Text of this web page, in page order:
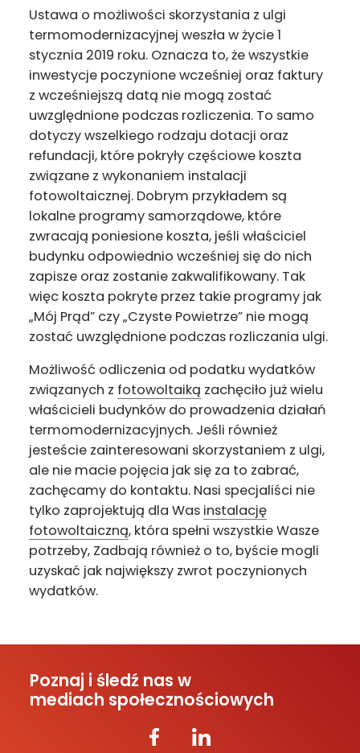
Ustawa o możliwości skorzystania z ulgi
termomodernizacyjnej weszła w życie 1
stycznia 2019 roku. Oznacza to, że wszystkie
inwestycje poczynione wcześniej oraz faktury
z wcześniejszą datą nie mogą zostać
uwzględnione podczas rozliczenia. To samo
dotyczy wszelkiego rodzaju dotacji oraz
refundacji, które pokryły częściowe koszta
związane z wykonaniem instalacji
fotowoltaicznej. Dobrym przykładem są
lokalne programy samorządowe, które
zwracają poniesione koszta, jeśli właściciel
budynku odpowiednio wcześniej się do nich
zapisze oraz zostanie zakwalifikowany. Tak
więc koszta pokryte przez takie programy jak
„Mój Prąd” czy „Czyste Powietrze” nie mogą
zostać uwzględnione podczas rozliczania ulgi.
Możliwość odliczenia od podatku wydatków
związanych z fotowoltaiką zachęciło już wielu
właścicieli budynków do prowadzenia działań
termomodernizacyjnych. Jeśli również
jesteście zainteresowani skorzystaniem z ulgi,
ale nie macie pojęcia jak się za to zabrać,
zachęcamy do kontaktu. Nasi specjaliści nie
tylko zaprojektują dla Was instalację
fotowoltaiczną, która spełni wszystkie Wasze
potrzeby, Zadbają również o to, byście mogli
uzyskać jak największy zwrot poczynionych
wydatków.
Poznaj i śledź nas w
mediach społecznościowych